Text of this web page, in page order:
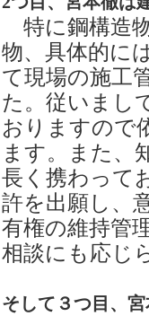
特に鋼構造
物、具体的に
て現場の施工
た。従いまし
おりますので
ます。また、
長く携わって
許を出願し、
有権の維持管
相談にも応じ
そして３つ目、